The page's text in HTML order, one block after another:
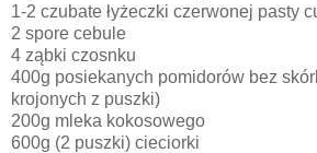
1-2 czubate łyżeczki czerwonej pasty
2 spore cebule
4 ząbki czosnku
400g posiekanych pomidorów bez
krojonych z puszki)
200g mleka kokosowego
600g (2 puszki) cieciorki